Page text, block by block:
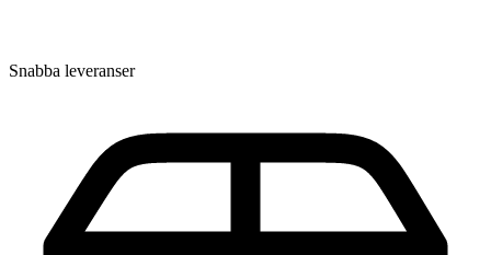
Snabba leveranser